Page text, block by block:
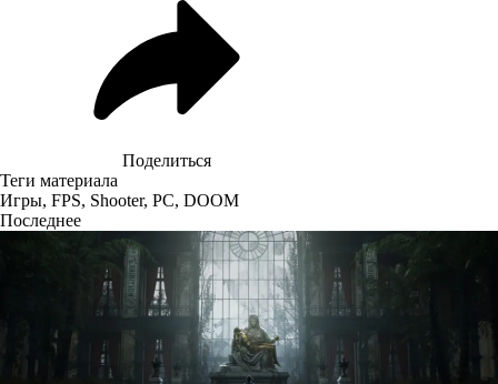
Поделиться
Теги материала
Игры, FPS, Shooter, PC, DOOM
Последнее